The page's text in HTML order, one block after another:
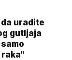
uradite
gutljaja